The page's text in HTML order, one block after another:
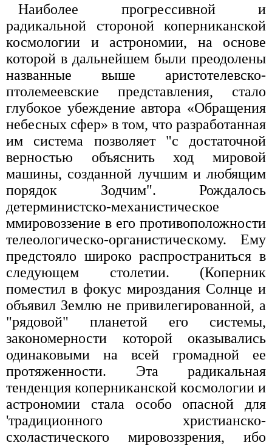
Наиболее прогрессивной и
радикальной стороной коперниканской
космологии и астрономии, на основе
которой в дальнейшем были преодолены
названные выше аристотелевско-
птолемеевские представления, стало
глубокое убеждение автора «Обращения
небесных сфер» в том, что разработанная
им система позволяет "с достаточной
верностью объяснить ход мировой
машины, созданной лучшим и любящим
порядок Зодчим". Рождалось
детерминистско-механистическое
ммировоззение в его противоположности
телеологическо-органистическому. Ему
предстояло широко распространиться в
следующем столетии. (Коперник
поместил в фокус мироздания Солнце и
объявил Землю не привилегированной, а
"рядовой" планетой его системы,
закономерности которой оказывались
одинаковыми на всей громадной ее
протяженности. Эта радикальная
тенденция коперниканской космологии и
астрономии стала особо опасной для
'традиционного христианско-
схоластического мировоззрения, ибо